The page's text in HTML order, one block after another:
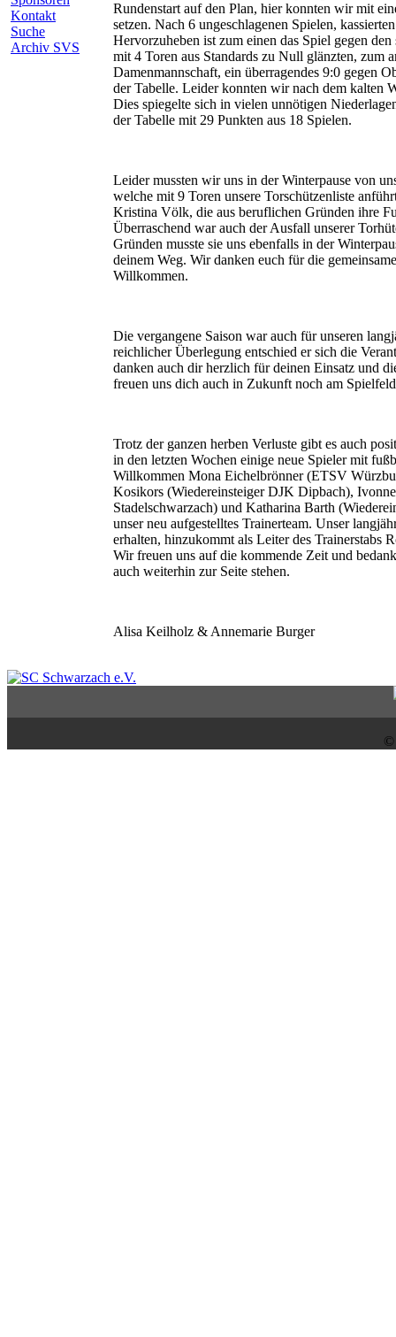
Kontakt
Suche
Archiv SVS
Rundenstart auf den Plan, hier konnten wir mit
setzen. Nach 6 ungeschlagenen Spielen,
Hervorzuheben ist zum einen das Spiel gegen
mit 4 Toren aus Standards zu Null glänzten, zum
Damenmannschaft, ein überragendes 9:0 gegen
der Tabelle. Leider konnten wir nach dem kalten
Dies spiegelte sich in vielen unnötigen
der Tabelle mit 29 Punkten aus 18 Spielen.
Leider mussten wir uns in der Winterpause von
welche mit 9 Toren unsere Torschützenliste
Kristina Völk, die aus beruflichen Gründen ihre
Überraschend war auch der Ausfall unserer
Gründen musste sie uns ebenfalls in der
deinem Weg. Wir danken euch für die
Willkommen.
Die vergangene Saison war auch für unseren
reichlicher Überlegung entschied er sich die
danken auch dir herzlich für deinen Einsatz und
freuen uns dich auch in Zukunft noch am
Trotz der ganzen herben Verluste gibt es auch
in den letzten Wochen einige neue Spieler mit
Willkommen Mona Eichelbrönner (ETSV
Kosikors (Wiedereinsteiger DJK Dipbach),
Stadelschwarzach) und Katharina Barth
unser neu aufgestelltes Trainerteam. Unser
erhalten, hinzukommt als Leiter des Trainerstabs
Wir freuen uns auf die kommende Zeit und
auch weiterhin zur Seite stehen.
Alisa Keilholz & Annemarie Burger
©